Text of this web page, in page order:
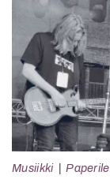
Musiikki